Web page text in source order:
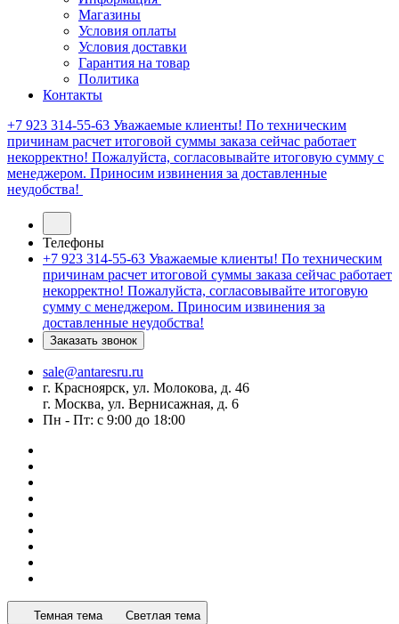
Магазины
Условия оплаты
Условия доставки
Гарантия на товар
Политика
Контакты
+7 923 314-55-63 Уважаемые клиенты! По техническим
причинам расчет итоговой суммы заказа сейчас работает
некорректно! Пожалуйста, согласовывайте итоговую сумму с
менеджером. Приносим извинения за доставленные
неудобства!
Телефоны
+7 923 314-55-63 Уважаемые клиенты! По техническим
причинам расчет итоговой суммы заказа сейчас работает
некорректно! Пожалуйста, согласовывайте итоговую
сумму с менеджером. Приносим извинения за
доставленные неудобства!
Заказать звонок
sale@antaresru.ru
г. Красноярск, ул. Молокова, д. 46
г. Москва, ул. Вернисажная, д. 6
Пн - Пт: с 9:00 до 18:00
Темная тема Светлая тема